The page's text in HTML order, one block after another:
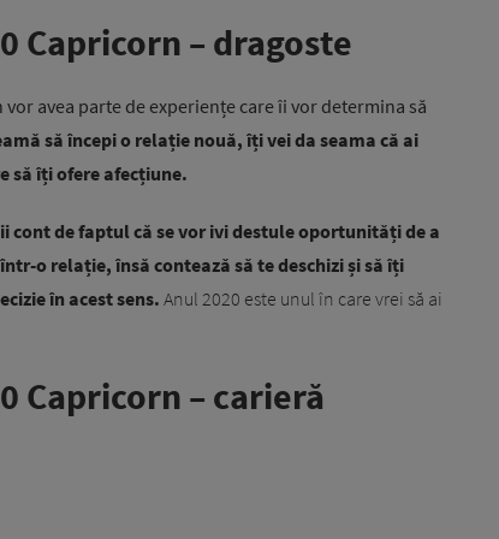
Capricorn – dragoste
avea parte de experiențe care îi vor determina să
să începi o relație nouă, îți vei da seama că ai
să îți ofere afecțiune.
cont de faptul că se vor ivi destule oportunități de a
o relație, însă contează să te deschizi și să îți
în acest sens. Anul 2020 este unul în care vrei să ai
Capricorn – carieră